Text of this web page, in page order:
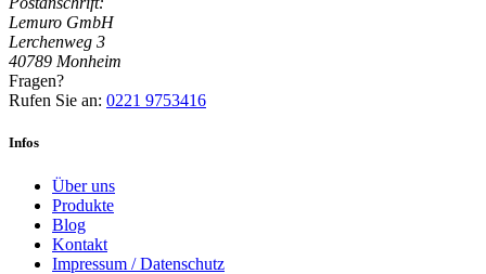
Lemuro GmbH
Lerchenweg 3
40789 Monheim
Fragen?
Rufen Sie an: 0221 9753416
Infos
Über uns
Produkte
Blog
Kontakt
Impressum / Datenschutz